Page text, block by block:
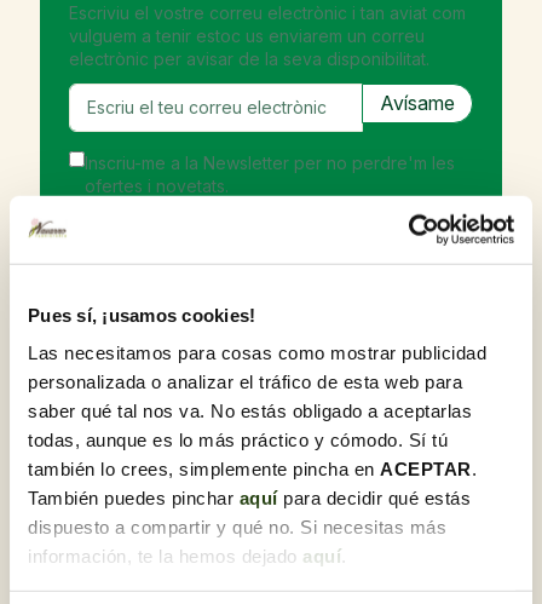
Pues sí, ¡usamos cookies!
Las necesitamos para cosas como mostrar publicidad
personalizada o analizar el tráfico de esta web para
saber qué tal nos va. No estás obligado a aceptarlas
todas, aunque es lo más práctico y cómodo. Sí tú
también lo crees, simplemente pincha en ACEPTAR.
También puedes pinchar aquípara decidir qué estás
dispuesto a compartir y qué no. Si necesitas más
información, te la hemos dejado aquí.
Escriviu el vostre correu electrònic i tan aviat com
vulguem a tenir estoc us enviarem un correu
electrònic per avisar de la seva disponibilitat.
Inscriu-me a la Newsletter per no perdre'm les
ofertes i novetats.
Recorda que pots afegir el pack decoració que porta
Llaç + Rosari + complements i te la lliurem a punt per
regalar
Descobreix-ne d'altres Dia de
rams